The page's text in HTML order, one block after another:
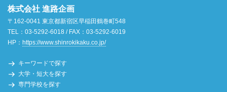
株式会社 進路企画
〒162-0041 東京都新宿区早稲田鶴巻町548
TEL：03-5292-6018 / FAX：03-5292-6019
HP： https://www.shinrokikaku.co.jp/
キーワードで探す
大学・短大を探す
専門学校を探す